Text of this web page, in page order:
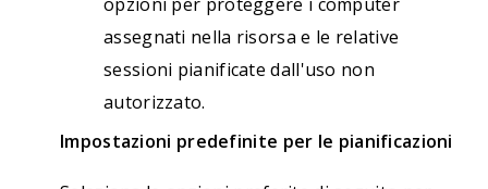
assegnati nella risorsa e le relative
sessioni pianificate dall'uso non
autorizzato.
Impostazioni predefinite per le pianificazioni